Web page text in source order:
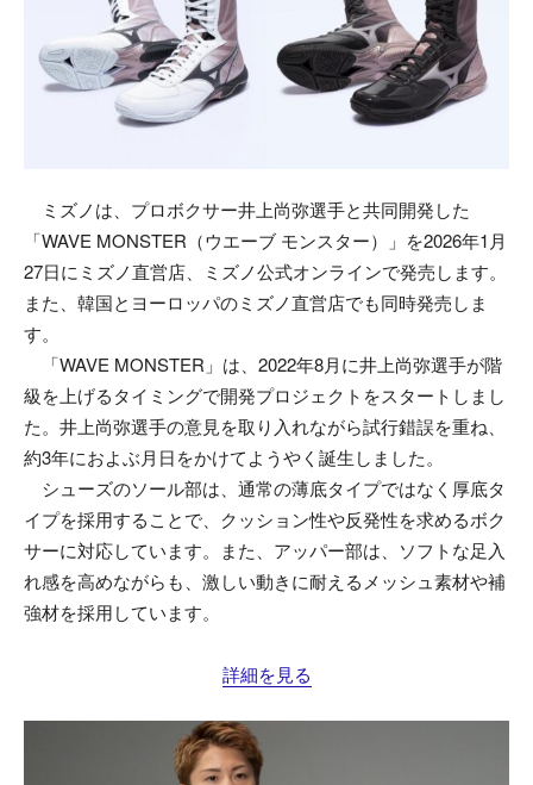
ミズノは、プロボクサー井上尚弥選手と共同開発した
「WAVE MONSTER（ウエーブ モンスター）」を2026年1月
27日にミズノ直営店、ミズノ公式オンラインで発売します。
また、韓国とヨーロッパのミズノ直営店でも同時発売しま
す。
「WAVE MONSTER」は、2022年8月に井上尚弥選手が階
級を上げるタイミングで開発プロジェクトをスタートしまし
た。井上尚弥選手の意見を取り入れながら試行錯誤を重ね、
約3年におよぶ月日をかけてようやく誕生しました。
シューズのソール部は、通常の薄底タイプではなく厚底タ
イプを採用することで、クッション性や反発性を求めるボク
サーに対応しています。また、アッパー部は、ソフトな足入
れ感を高めながらも、激しい動きに耐えるメッシュ素材や補
強材を採用しています。
詳細を見る